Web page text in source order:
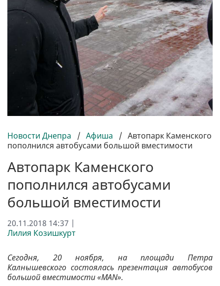
Новости Днепра / Афиша / Автопарк Каменского
пополнился автобусами большой вместимости
Автопарк Каменского
пополнился автобусами
большой вместимости
20.11.2018 14:37 |
Лилия Козишкурт
Сегодня, 20 ноября, на площади Петра
Калнышевского состоялась презентация автобусов
большой вместимости «MAN».